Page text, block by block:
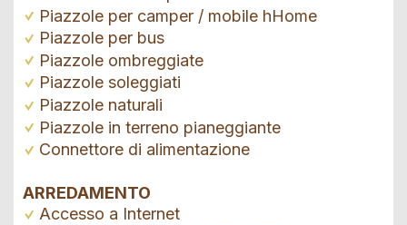
Piazzole per camper / mobile hHome
Piazzole per bus
Piazzole ombreggiate
Piazzole soleggiati
Piazzole naturali
Piazzole in terreno pianeggiante
Connettore di alimentazione
ARREDAMENTO
Accesso a Internet